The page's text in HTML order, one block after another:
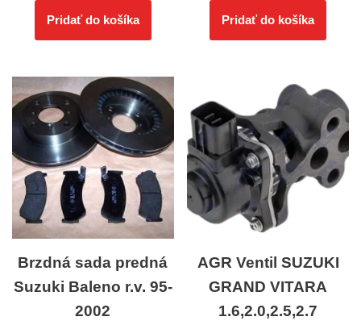
Pridať do košíka Pridať do košíka
Brzdná sada predná
Suzuki Baleno r.v. 95-
2002
AGR Ventil SUZUKI
GRAND VITARA
1.6,2.0,2.5,2.7